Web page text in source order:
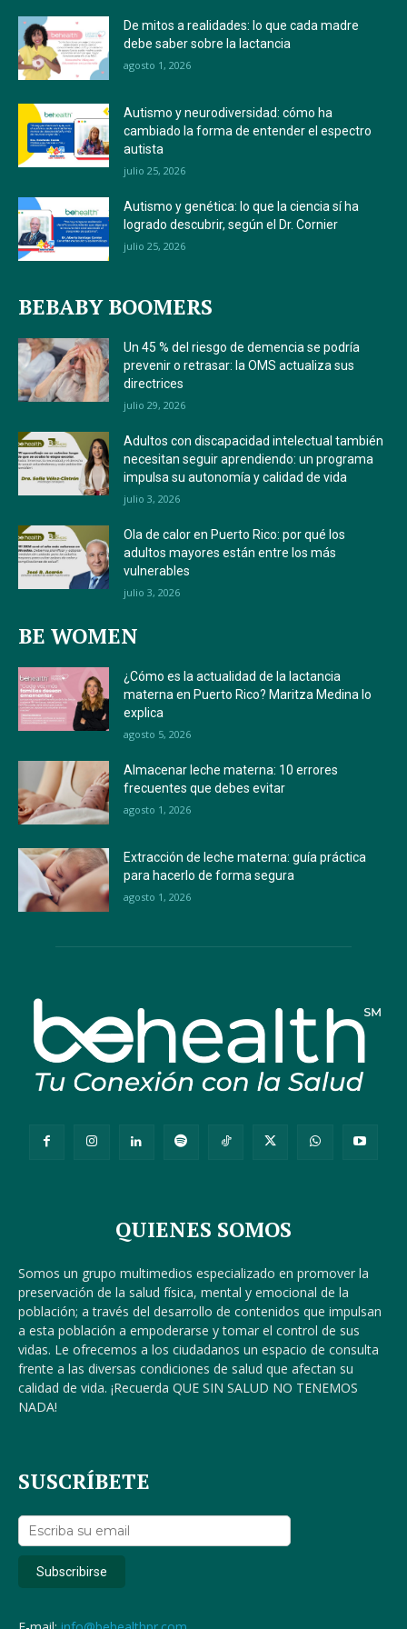
De mitos a realidades: lo que cada madre
debe saber sobre la lactancia
agosto 1, 2026
Autismo y neurodiversidad: cómo ha
cambiado la forma de entender el espectro
autista
julio 25, 2026
Autismo y genética: lo que la ciencia sí ha
logrado descubrir, según el Dr. Cornier
julio 25, 2026
BEBABY BOOMERS
Un 45 % del riesgo de demencia se podría
prevenir o retrasar: la OMS actualiza sus
directrices
julio 29, 2026
Adultos con discapacidad intelectual también
necesitan seguir aprendiendo: un programa
impulsa su autonomía y calidad de vida
julio 3, 2026
Ola de calor en Puerto Rico: por qué los
adultos mayores están entre los más
vulnerables
julio 3, 2026
BE WOMEN
¿Cómo es la actualidad de la lactancia
materna en Puerto Rico? Maritza Medina lo
explica
agosto 5, 2026
Almacenar leche materna: 10 errores
frecuentes que debes evitar
agosto 1, 2026
Extracción de leche materna: guía práctica
para hacerlo de forma segura
agosto 1, 2026
QUIENES SOMOS
Somos un grupo multimedios especializado en promover la
preservación de la salud física, mental y emocional de la
población; a través del desarrollo de contenidos que impulsan
a esta población a empoderarse y tomar el control de sus
vidas. Le ofrecemos a los ciudadanos un espacio de consulta
frente a las diversas condiciones de salud que afectan su
calidad de vida. ¡Recuerda QUE SIN SALUD NO TENEMOS
NADA!
SUSCRÍBETE